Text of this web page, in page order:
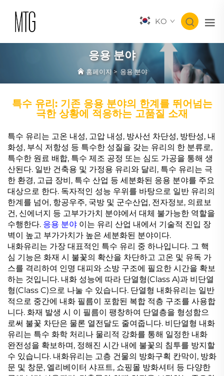
KO
응용 분야
홈페이지> 응용 분야
특수 유리: 기존 응용 분야의 한계를 뛰어넘는
극한 상황에 적응하는 고품질 소재
특수 유리는 고온 내성, 고압 내성, 방사선 차단성, 방탄성, 내
화성, 부식 저항성 등 특수한 성질을 갖는 유리의 한 분류로,
특수한 원료 배합, 특수 제조 공정 또는 심도 가공을 통해 생
산된다. 일반 건축용 및 가정용 유리와 달리, 특수 유리는 극
한 환경, 고급 장비, 특수 산업 등 세분화된 응용 분야를 주요
대상으로 한다. 독자적인 성능 우위를 바탕으로 일반 유리의
한계를 넘어, 항공우주, 국방 및 군수산업, 전자정보, 의료보
건, 신에너지 등 고부가가치 분야에서 대체 불가능한 역할을
수행한다. 응용 분야 이는 유리 산업 내에서 기술적 진입 장
벽이 높고 부가가치가 높은 세분화된 분야이다.
내화유리는 가장 대표적인 특수 유리 중 하나입니다. 그 핵
심 기능은 화재 시 불꽃의 확산을 차단하고 고온 및 유독 가
스를 격리하여 인명 대피와 소방 구조에 필요한 시간을 확보
하는 것입니다. 내화 성능에 따라 단열형(Class A)과 비단열
형(Class C)으로 나눌 수 있습니다. 단열형 내화유리는 일반
적으로 중간에 내화 필름이 포함된 복합 적층 구조를 사용합
니다. 화재 발생 시 이 필름이 팽창하여 단열층을 형성함으
로써 불꽃 차단은 물론 열전달도 줄여줍니다. 비단열형 내화
유리는 특수 화학 처리나 물리적 강화를 통해 일정한 내화
완전성을 확보하며, 정해진 시간 내에 불꽃의 침투를 방지할
수 있습니다. 내화유리는 고층 건물의 방화구획 칸막이, 방화
문 및 창문, 엘리베이터 샤프트, 쇼핑몰 방화셔터 등 다양한